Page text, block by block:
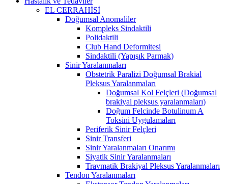
EL CERRAHİSİ
Doğumsal Anomaliler
Kompleks Sindaktili
Polidaktili
Club Hand Deformitesi
Sindaktili (Yapışık Parmak)
Sinir Yaralanmaları
Obstetrik Paralizi Doğumsal Brakial
Pleksus Yaralanmaları
Doğumsal Kol Felçleri (Doğumsal
brakiyal pleksus yaralanmaları)
Doğum Felcinde Botulinum A
Toksini Uygulamaları
Periferik Sinir Felçleri
Sinir Transferi
Sinir Yaralanmaları Onarımı
Siyatik Sinir Yaralanmaları
Travmatik Brakiyal Pleksus Yaralanmaları
Tendon Yaralanmaları